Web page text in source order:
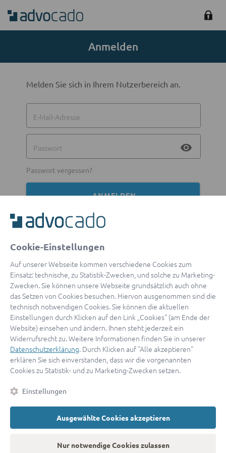
Anmelden
Melden Sie sich in Ihrem Nutzerbereich an.
E-Mail-Adresse
Passwort visibility
Passwort vergessen?
ANMELDEN
Mit Apple anmelden
Sign in with Google
By continuing, you are indicating that you accept ourTerms of
ServiceandPrivacy Policy.
Sie haben noch keinen Zugang?Hier registrieren
oder als Anwalt registrieren.
© 2026 advocado
Cookie-Einstellungen
Auf unserer Webseite kommen verschiedene Cookies zum
Einsatz: technische, zu Statistik-Zwecken, und solche zu Marketing-
Zwecken. Sie können unsere Webseite grundsätzlich auch ohne
das Setzen von Cookies besuchen. Hiervon ausgenommen sind die
technisch notwendigen Cookies. Sie können die aktuellen
Einstellungen durch Klicken auf den Link „Cookies“ (am Ende der
Website) einsehen und ändern. Ihnen steht jederzeit ein
Widerrufsrecht zu. Weitere Informationen finden Sie in unserer
Datenschutzerklärung. Durch Klicken auf "Alle akzeptieren"
erklären Sie sich einverstanden, dass wir die vorgenannten
Cookies zu Statistik- und zu Marketing-Zwecken setzen.
Einstellungen
Ausgewählte Cookies akzeptieren
Nur notwendige Cookies zulassen